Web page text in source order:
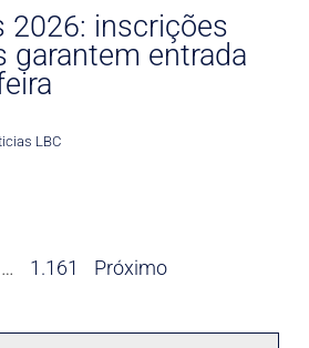
2026: inscrições
garantem entrada
LBC
… 1.161 Próximo